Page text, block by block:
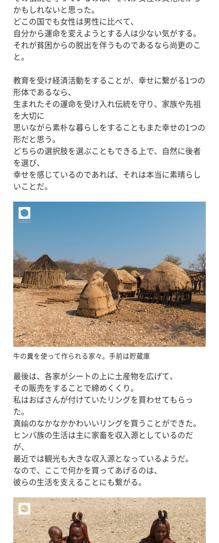
かもしれないと思った。
どこの国でも女性は男性に比べて、
自分から運命を変えようとする人は少ない気がする。
それが貧困からの脱出を伴うものであるなら尚更のこ
と。
教育を受け経済活動をすることが、幸せに繋がる1つの
形体であるなら、
生まれたその運命を受け入れ伝統を守り、家族や先祖
を大切に
思いながら素朴な暮らしをすることもまた幸せの1つの
形だと思う。
どちらの選択肢を選ぶこともできる上で、自然に後者
を選び、
幸せを感じているのであれば、それは本当に素晴らし
いことだ。
牛の糞を使って作られる家々。手前は貯蔵庫
最後は、各家がシートの上に土産物を広げて、
その販売をすることで締めくくり。
私はおばさんが付けていたリングを買わせてもらっ
た。
真鍮のなかなかかわいいリングを買うことができた。
ヒンバ族の生活は主に家畜を収入源としているのだ
が、
最近では観光も大きな収入源となっているようだ。
なので、ここで何かを買ってあげるのは、
彼らの生活を支えることにも繋がる。